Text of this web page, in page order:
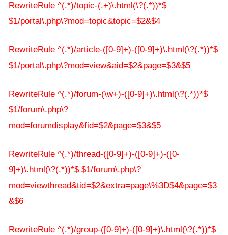
RewriteRule ^(.*)/topic-(.+)\.html(\?(.*))*$
$1/portal\.php\?mod=topic&topic=$2&$4
RewriteRule ^(.*)/article-([0-9]+)-([0-9]+)\.html(\?(.*))*$
$1/portal\.php\?mod=view&aid=$2&page=$3&$5
RewriteRule ^(.*)/forum-(\w+)-([0-9]+)\.html(\?(.*))*$
$1/forum\.php\?
mod=forumdisplay&fid=$2&page=$3&$5
RewriteRule ^(.*)/thread-([0-9]+)-([0-9]+)-([0-
9]+)\.html(\?(.*))*$ $1/forum\.php\?
mod=viewthread&tid=$2&extra=page\%3D$4&page=$3
&$6
RewriteRule ^(.*)/group-([0-9]+)-([0-9]+)\.html(\?(.*))*$